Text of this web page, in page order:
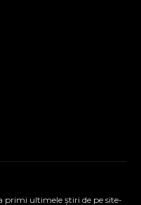
primi ultimele ştiri de pe site-